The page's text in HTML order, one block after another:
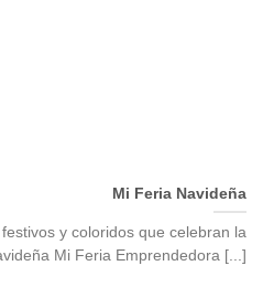
Mi Feria Navideña
y coloridos que celebran la
Mi Feria Emprendedora [...]